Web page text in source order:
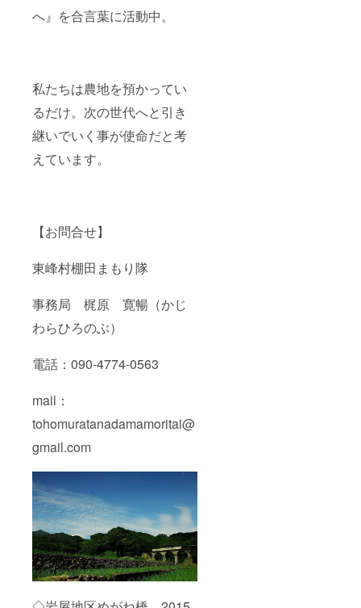
へ』を合言葉に活動中。
私たちは農地を預かってい
るだけ。次の世代へと引き
継いでいく事が使命だと考
えています。
【お問合せ】
東峰村棚田まもり隊
事務局 梶原 寛暢（かじ
わらひろのぶ）
電話：090-4774-0563
mail：
tohomuratanadamamoritai@
gmail.com